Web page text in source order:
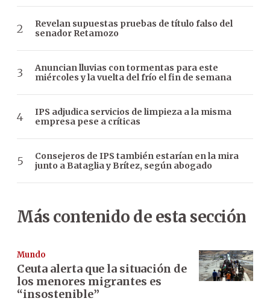
Revelan supuestas pruebas de título falso del
senador Retamozo
Anuncian lluvias con tormentas para este
miércoles y la vuelta del frío el fin de semana
IPS adjudica servicios de limpieza a la misma
empresa pese a críticas
Consejeros de IPS también estarían en la mira
junto a Bataglia y Brítez, según abogado
Más contenido de esta sección
Mundo
Ceuta alerta que la situación de
los menores migrantes es
“insostenible”